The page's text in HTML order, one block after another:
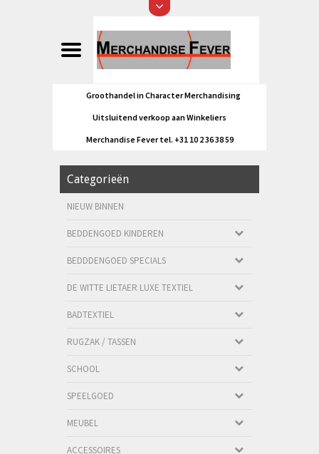
Groothandel in Character Merchandising
Uitsluitend verkoop aan Winkeliers
Merchandise Fever tel. +31 10 2 36 38 59
Categorieën
NIEUW BINNEN
BEDDENGOED KINDEREN
BEDDDENGOED SPECIALS
DE WITTE LIETAER LUXE TEXTIEL
BADTEXTIEL
RUGZAK / TASSEN
SCHOOL
SPEELGOED
MEUBEL
ACCESSOIRES